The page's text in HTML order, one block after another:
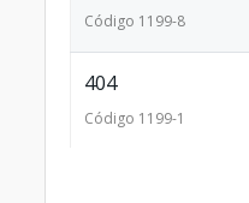
Código 1199-8
404
Código 1199-1